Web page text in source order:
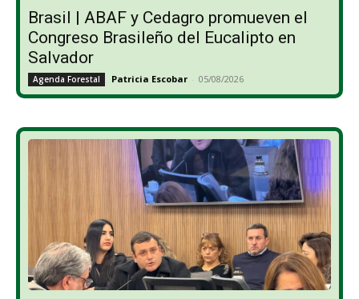
Brasil | ABAF y Cedagro promueven el
Congreso Brasileño del Eucalipto en
Salvador
Agenda Forestal Patricia Escobar - 05/08/2026